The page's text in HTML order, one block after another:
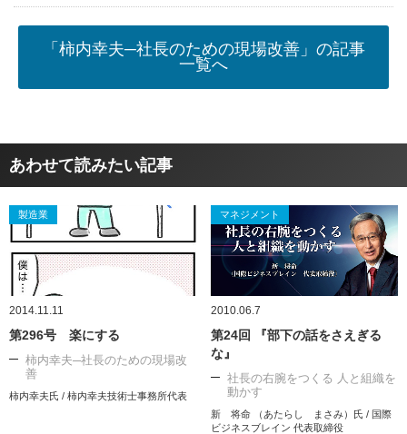
「柿内幸夫─社長のための現場改善」の記事
一覧へ
あわせて読みたい記事
製造業
2014.11.11
第296号 楽にする
柿内幸夫─社長のための現場改
善
柿内幸夫氏 / 柿内幸夫技術士事務所代表
マネジメント
2010.06.7
第24回 『部下の話をさえぎる
な』
社長の右腕をつくる 人と組織を
動かす
新 将命 （あたらし まさみ）氏 / 国際
ビジネスブレイン 代表取締役